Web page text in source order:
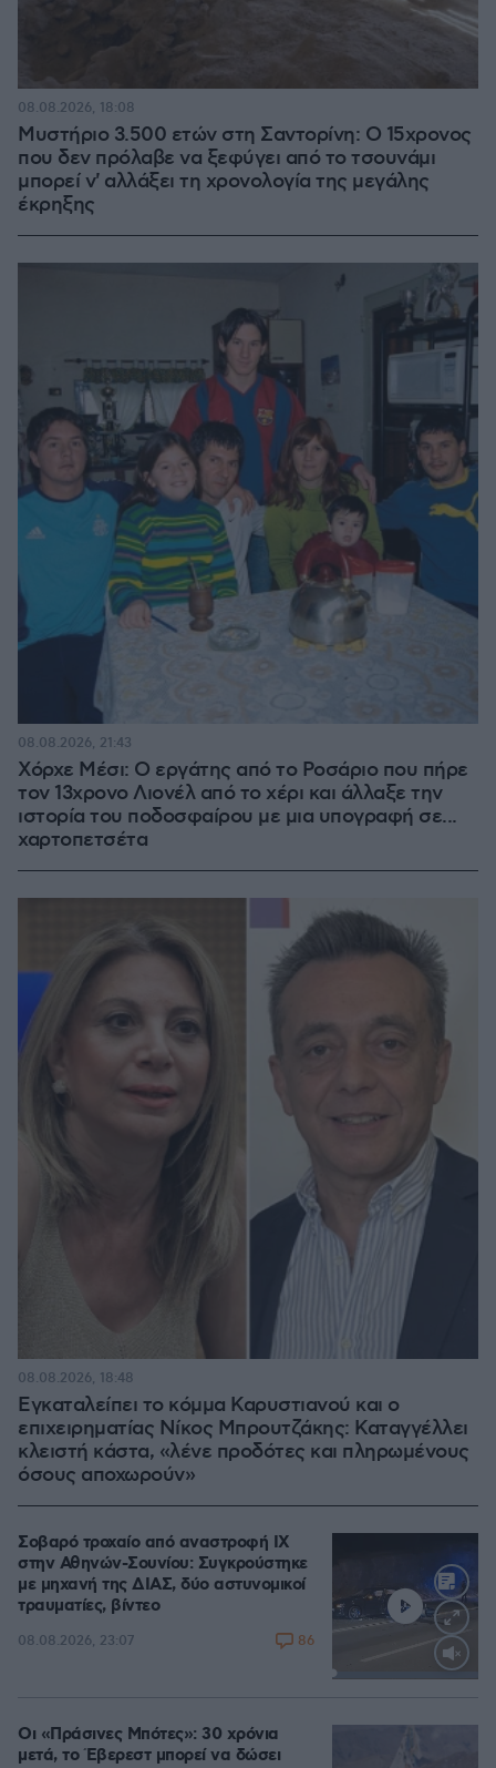
Μυστήριο 3.500 ετών στη Σαντορίνη: Ο 15χρονος
που δεν πρόλαβε να ξεφύγει από το τσουνάμι
μπορεί ν' αλλάξει τη χρονολογία της μεγάλης
έκρηξης
08.08.2026, 18:08
Χόρχε Μέσι: Ο εργάτης από το Ροσάριο που πήρε
τον 13χρονο Λιονέλ από το χέρι και άλλαξε την
ιστορία του ποδοσφαίρου με μια υπογραφή σε...
χαρτοπετσέτα
08.08.2026, 21:43
Εγκαταλείπει το κόμμα Καρυστιανού και ο
επιχειρηματίας Νίκος Μπρουτζάκης: Καταγγέλλει
κλειστή κάστα, «λένε προδότες και πληρωμένους
όσους αποχωρούν»
08.08.2026, 18:48
Σοβαρό τροχαίο από αναστροφή ΙΧ
στην Αθηνών-Σουνίου: Συγκρούστηκε
με μηχανή της ΔΙΑΣ, δύο αστυνομικοί
τραυματίες, βίντεο
08.08.2026, 23:07 86
Οι «Πράσινες Μπότες»: 30 χρόνια
μετά, το Έβερεστ μπορεί να δώσει